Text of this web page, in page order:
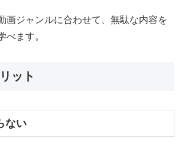
画ジャンルに合わせて、無駄な内容を
べます。
ット
ない